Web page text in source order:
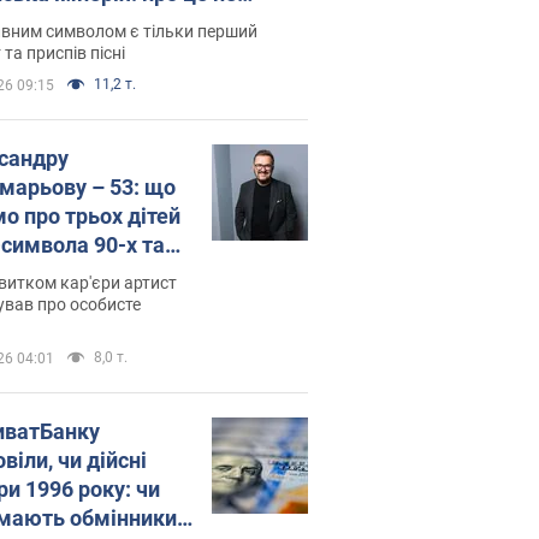
у школі
символом є тільки перший
приспів пісні
09:15 11,2 т.
– 53: що
про трьох дітей
90-х та
вони
кар'єри артист
про особисте
04:01 8,0 т.
чи дійсні
1996 року: чи
обмінники